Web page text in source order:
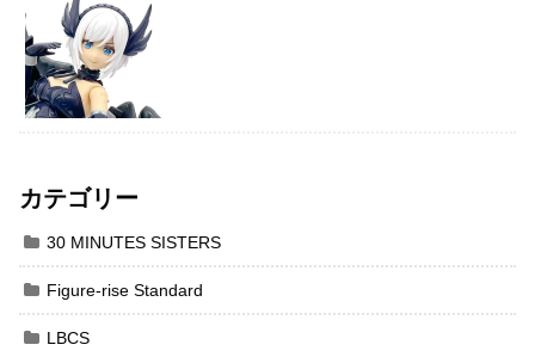
カテゴリー
30 MINUTES SISTERS
Figure-rise Standard
LBCS